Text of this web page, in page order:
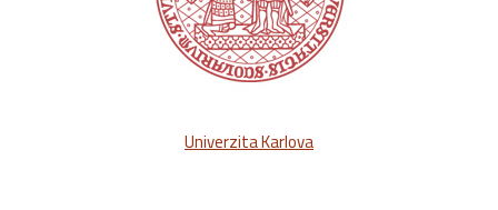
Univerzita Karlova